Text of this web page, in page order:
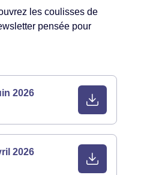
les coulisses de
pensée pour
2026
2026